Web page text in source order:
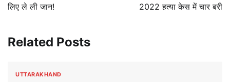
लिए ले ली जान!
2022 हत्या केस में चार बरी
Related Posts
UTTARAKHAND